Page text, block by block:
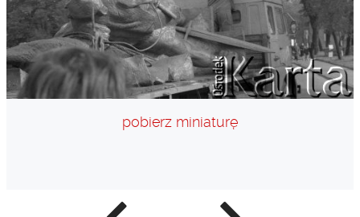
Poprzednie
Następne
pobierz miniaturę